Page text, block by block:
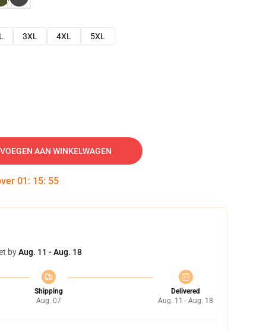
3XL 4XL
5XL
AAN WINKELWAGEN
01 : 15: 54
byAug. 11 - Aug. 18
Shipping
Aug. 07
Delivered
Aug. 11 - Aug. 18